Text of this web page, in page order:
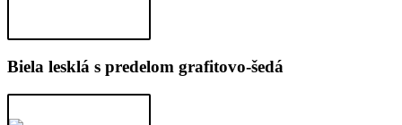
Biela lesklá s predelom grafitovo-šedá